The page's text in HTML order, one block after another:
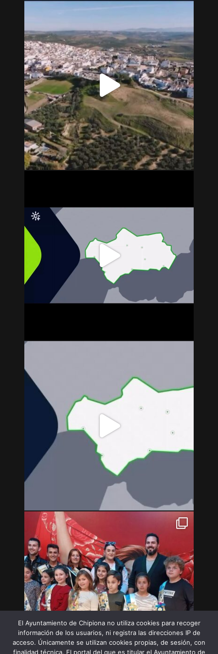
El Ayuntamiento de Chipiona no utiliza cookies para recoger
información de los usuarios, ni registra las direcciones IP de
acceso. Únicamente se utilizan cookies propias, de sesión, con
finalidad técnica. El portal del que es titular el Ayuntamiento de